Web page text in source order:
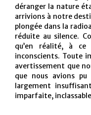
déranger la nature
arrivions à notre
plongée dans la
réduite au silence.
qu’en réalité, à
inconscients. Toute
avertissement que
que nous avions
largement
imparfaite,